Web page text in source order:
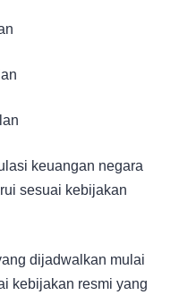
keuangan negara
sesuai kebijakan
dijadwalkan mulai
kebijakan resmi yang